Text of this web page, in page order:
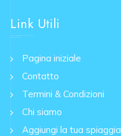
Link Utili
Pagina iniziale
Contatto
Termini & Condizioni
Chi siamo
Aggiungi la tua spiaggia